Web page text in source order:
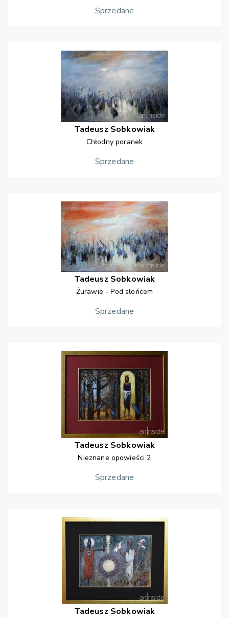
Sprzedane
Tadeusz Sobkowiak
Chłodny poranek
Sprzedane
Tadeusz Sobkowiak
Żurawie - Pod słońcem
Sprzedane
Tadeusz Sobkowiak
Nieznane opowieści 2
Sprzedane
Tadeusz Sobkowiak